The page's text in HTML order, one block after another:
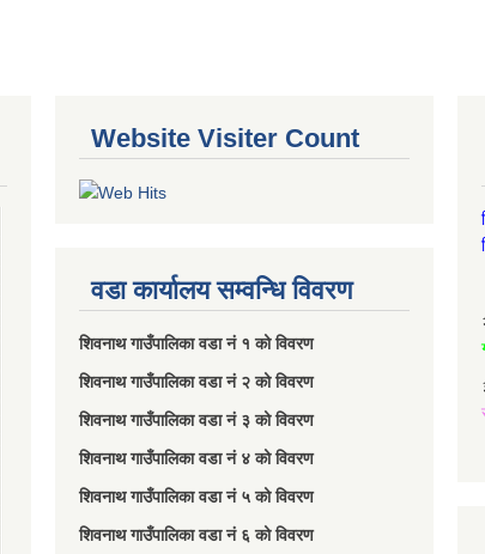
Website Visiter Count
वडा कार्यालय सम्वन्धि विवरण
शिवनाथ गाउँपालिका वडा नं‌ १ को विवरण
शिवनाथ गाउँपालिका वडा नं‌ २ को विवरण
शिवनाथ गाउँपालिका वडा नं‌ ३ को विवरण
शिवनाथ गाउँपालिका वडा नं‌ ४ को विवरण
शिवनाथ गाउँपालिका वडा नं‌ ५ को विवरण
शिवनाथ गाउँपालिका वडा नं‌ ६ को विवरण